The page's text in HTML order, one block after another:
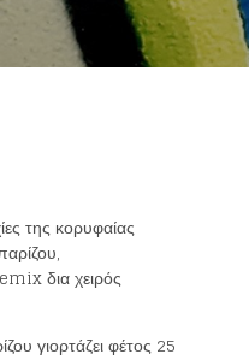
της κορυφαίας
δια χειρός
γιορτάζει φέτος 25